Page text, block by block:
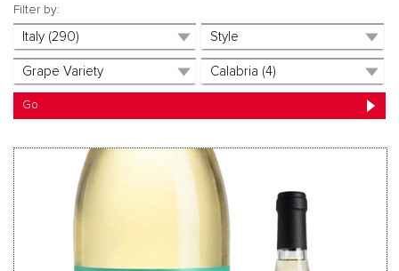
Filter by: